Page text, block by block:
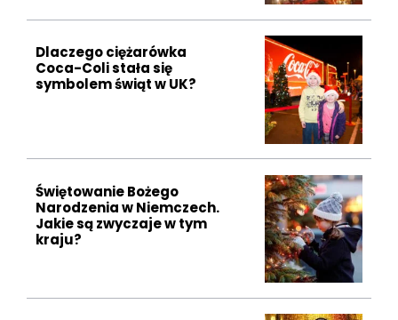
Dlaczego ciężarówka
Coca-Coli stała się
symbolem świąt w UK?
Świętowanie Bożego
Narodzenia w Niemczech.
Jakie są zwyczaje w tym
kraju?